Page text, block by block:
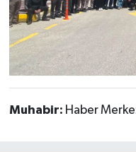
Muhabir: Haber